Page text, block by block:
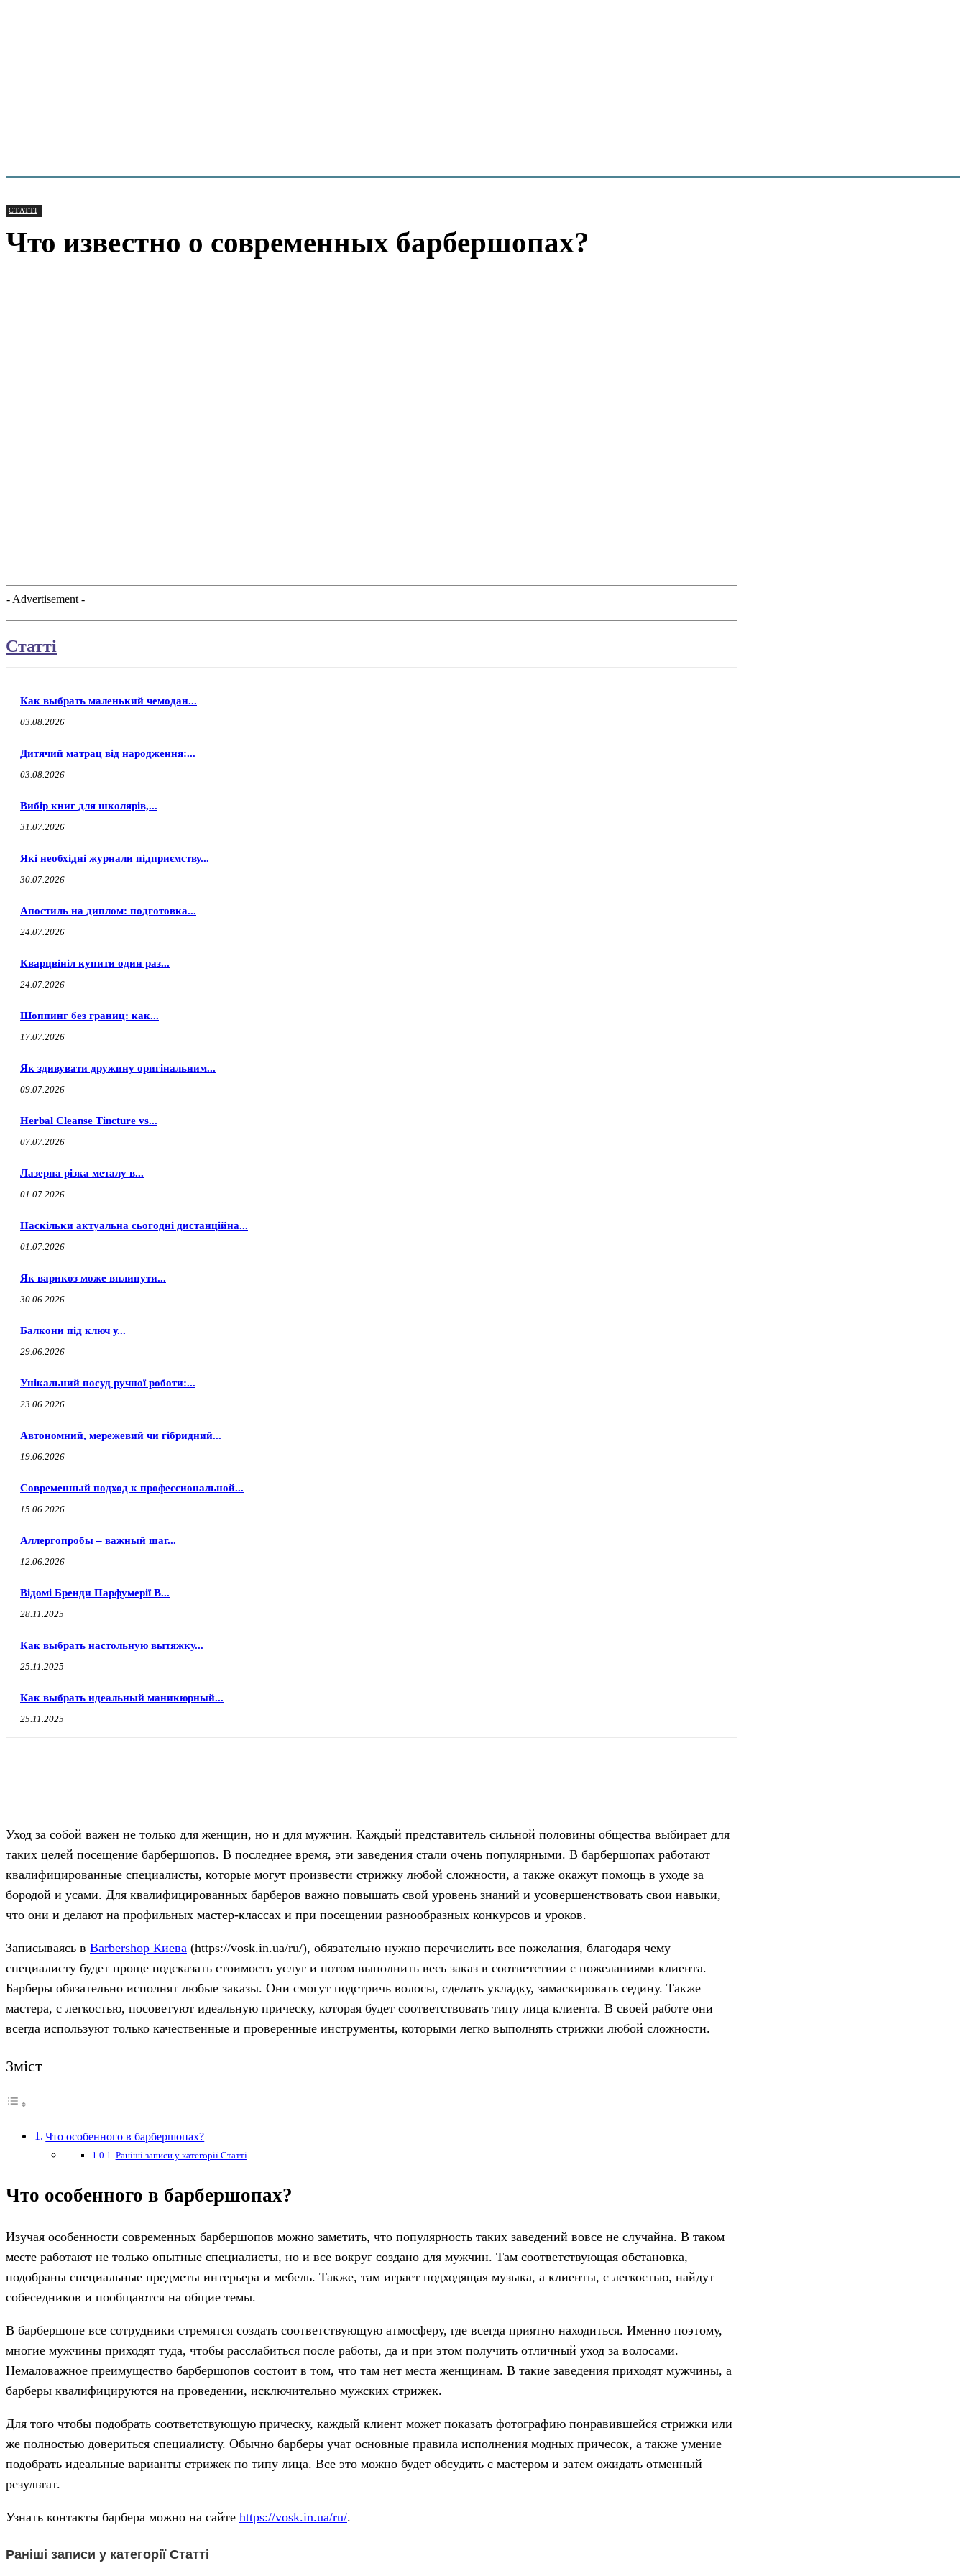
СТАТТІ
Что известно о современных барбершопах?
- Advertisement -
Статті
Как выбрать маленький чемодан...
03.08.2026
Дитячий матрац від народження:...
03.08.2026
Вибір книг для школярів,...
31.07.2026
Які необхідні журнали підприємству...
30.07.2026
Апостиль на диплом: подготовка...
24.07.2026
Кварцвініл купити один раз...
24.07.2026
Шоппинг без границ: как...
17.07.2026
Як здивувати дружину оригінальним...
09.07.2026
Herbal Cleanse Tincture vs...
07.07.2026
Лазерна різка металу в...
01.07.2026
Наскільки актуальна сьогодні дистанційна...
01.07.2026
Як варикоз може вплинути...
30.06.2026
Балкони під ключ у...
29.06.2026
Унікальний посуд ручної роботи:...
23.06.2026
Автономний, мережевий чи гібридний...
19.06.2026
Современный подход к профессиональной...
15.06.2026
Аллергопробы – важный шаг...
12.06.2026
Відомі Бренди Парфумерії В...
28.11.2025
Как выбрать настольную вытяжку...
25.11.2025
Как выбрать идеальный маникюрный...
25.11.2025
Уход за собой важен не только для женщин, но и для мужчин. Каждый представитель сильной половины общества выбирает для
таких целей посещение барбершопов. В последнее время, эти заведения стали очень популярными. В барбершопах работают
квалифицированные специалисты, которые могут произвести стрижку любой сложности, а также окажут помощь в уходе за
бородой и усами. Для квалифицированных барберов важно повышать свой уровень знаний и усовершенствовать свои навыки,
что они и делают на профильных мастер-классах и при посещении разнообразных конкурсов и уроков.
Записываясь в Barbershop Киева (https://vosk.in.ua/ru/), обязательно нужно перечислить все пожелания, благодаря чему
специалисту будет проще подсказать стоимость услуг и потом выполнить весь заказ в соответствии с пожеланиями клиента.
Барберы обязательно исполнят любые заказы. Они смогут подстричь волосы, сделать укладку, замаскировать седину. Также
мастера, с легкостью, посоветуют идеальную прическу, которая будет соответствовать типу лица клиента. В своей работе они
всегда используют только качественные и проверенные инструменты, которыми легко выполнять стрижки любой сложности.
Зміст
Что особенного в барбершопах?
Раніші записи у категорії Статті
Что особенного в барбершопах?
Изучая особенности современных барбершопов можно заметить, что популярность таких заведений вовсе не случайна. В таком
месте работают не только опытные специалисты, но и все вокруг создано для мужчин. Там соответствующая обстановка,
подобраны специальные предметы интерьера и мебель. Также, там играет подходящая музыка, а клиенты, с легкостью, найдут
собеседников и пообщаются на общие темы.
В барбершопе все сотрудники стремятся создать соответствующую атмосферу, где всегда приятно находиться. Именно поэтому,
многие мужчины приходят туда, чтобы расслабиться после работы, да и при этом получить отличный уход за волосами.
Немаловажное преимущество барбершопов состоит в том, что там нет места женщинам. В такие заведения приходят мужчины, а
барберы квалифицируются на проведении, исключительно мужских стрижек.
Для того чтобы подобрать соответствующую прическу, каждый клиент может показать фотографию понравившейся стрижки или
же полностью довериться специалисту. Обычно барберы учат основные правила исполнения модных причесок, а также умение
подобрать идеальные варианты стрижек по типу лица. Все это можно будет обсудить с мастером и затем ожидать отменный
результат.
Узнать контакты барбера можно на сайте https://vosk.in.ua/ru/.
Раніші записи у категорії Статті